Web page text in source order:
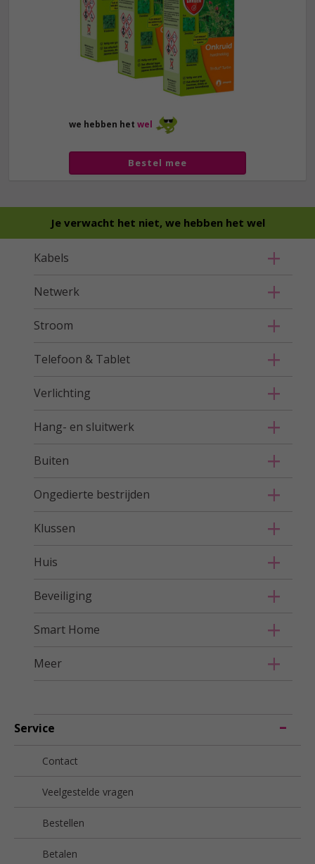
we hebben het wel
Bestel mee
Je verwacht het niet, we hebben het wel
Kabels
Netwerk
Stroom
Telefoon & Tablet
Verlichting
Hang- en sluitwerk
Buiten
Ongedierte bestrijden
Klussen
Huis
Beveiliging
Smart Home
Meer
Service
Contact
Veelgestelde vragen
Bestellen
Betalen